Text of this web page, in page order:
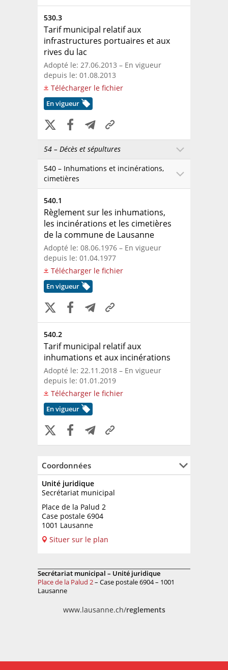
530.3
Tarif municipal relatif aux
infrastructures portuaires et aux
rives du lac
Adopté le: 27.06.2013 – En vigueur
depuis le: 01.08.2013
Télécharger le fichier
En vigueur
54 – Décès et sépultures
540 – Inhumations et incinérations,
cimetières
540.1
Règlement sur les inhumations,
les incinérations et les cimetières
de la commune de Lausanne
Adopté le: 08.06.1976 – En vigueur
depuis le: 01.04.1977
Télécharger le fichier
En vigueur
540.2
Tarif municipal relatif aux
inhumations et aux incinérations
Adopté le: 22.11.2018 – En vigueur
depuis le: 01.01.2019
Télécharger le fichier
En vigueur
Coordonnées
Unité juridique
Secrétariat municipal
Place de la Palud 2
Case postale 6904
1001 Lausanne
Situer sur le plan
Secrétariat municipal – Unité juridique
Place de la Palud 2– Case postale 6904 – 1001
Lausanne
www.lausanne.ch/reglements